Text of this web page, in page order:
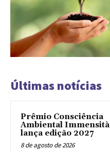
Últimas notícias
Prêmio Consciência
Ambiental Immensità
lança edição 2027
8 de agosto de 2026